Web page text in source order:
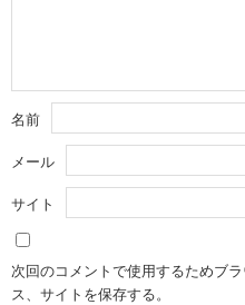
名前
メール
サイト
次回のコメントで使用するためブ
ス、サイトを保存する。